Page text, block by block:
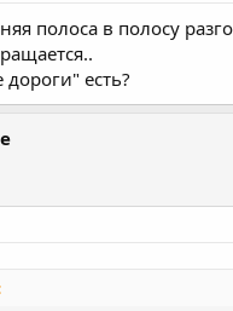
полоса в полосу
есть?